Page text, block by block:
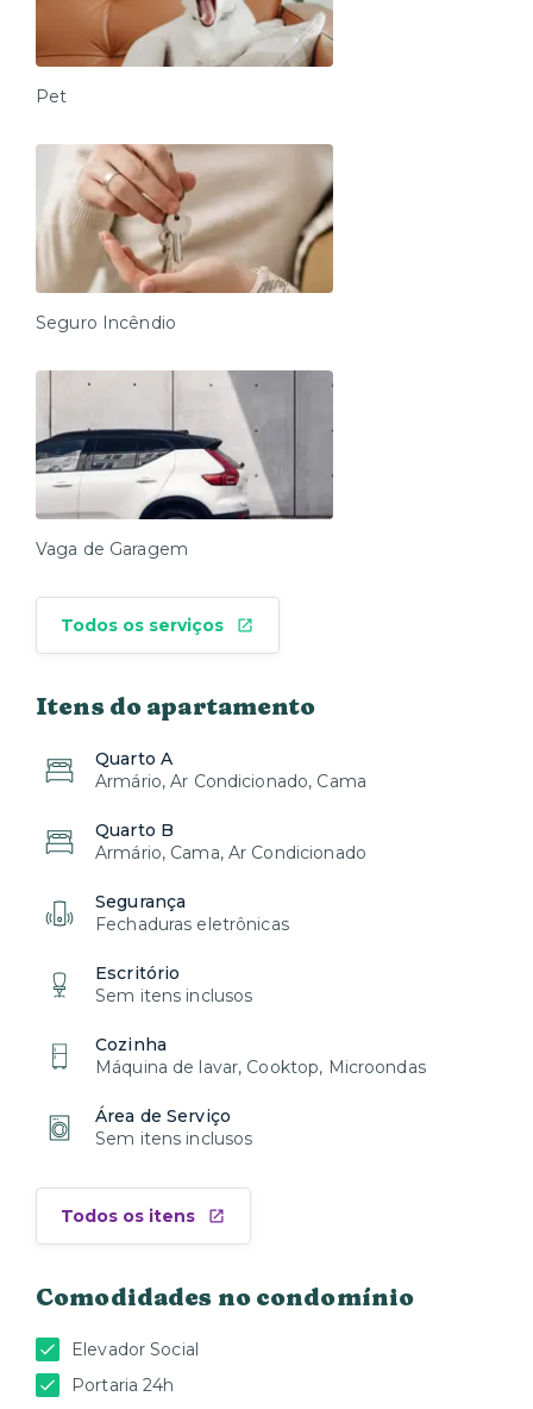
Pet
Seguro Incêndio
Vaga de Garagem
Todos os serviços
Itens do apartamento
Quarto A
Armário, Ar Condicionado, Cama
Quarto B
Armário, Cama, Ar Condicionado
Segurança
Fechaduras eletrônicas
Escritório
Sem itens inclusos
Cozinha
Máquina de lavar, Cooktop, Microondas
Área de Serviço
Sem itens inclusos
Todos os itens
Comodidades no condomínio
Elevador Social
Portaria 24h